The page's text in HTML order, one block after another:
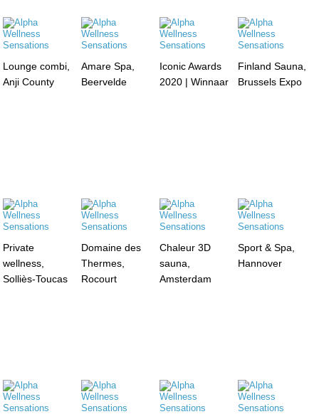
Lounge combi,
Anji County
Amare Spa,
Beervelde
Iconic Awards
2020 | Winnaar
Finland Sauna,
Brussels Expo
Private
wellness,
Solliès-Toucas
Domaine des
Thermes,
Rocourt
Chaleur 3D
sauna,
Amsterdam
Sport & Spa,
Hannover